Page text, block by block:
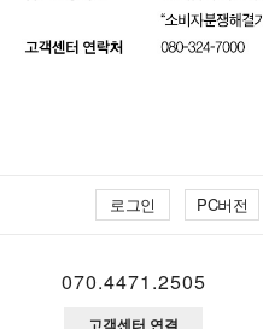
로그인 PC버전
070.4471.2505
고객센터 연결